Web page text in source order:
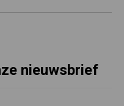
nieuwsbrief